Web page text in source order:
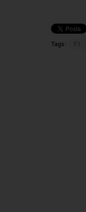
Tags: F1